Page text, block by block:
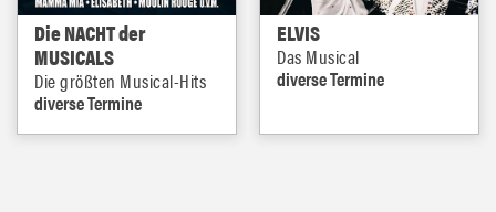
Die NACHT der
MUSICALS
Die größten Musical-Hits
diverse Termine
ELVIS
Das Musical
diverse Termine